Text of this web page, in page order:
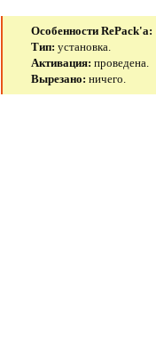
Особенности RePack'a:
Тип: установка.
Активация: проведена.
Вырезано: ничего.